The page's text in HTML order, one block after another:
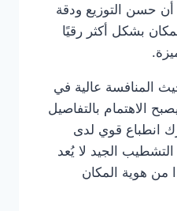
حسن التوزيع ودقة
بشكل أكثر رقيًا
المنافسة عالية في
الاهتمام بالتفاصيل
انطباع قوي لدى
التشطيب الجيد لا يُعد
من هوية المكان